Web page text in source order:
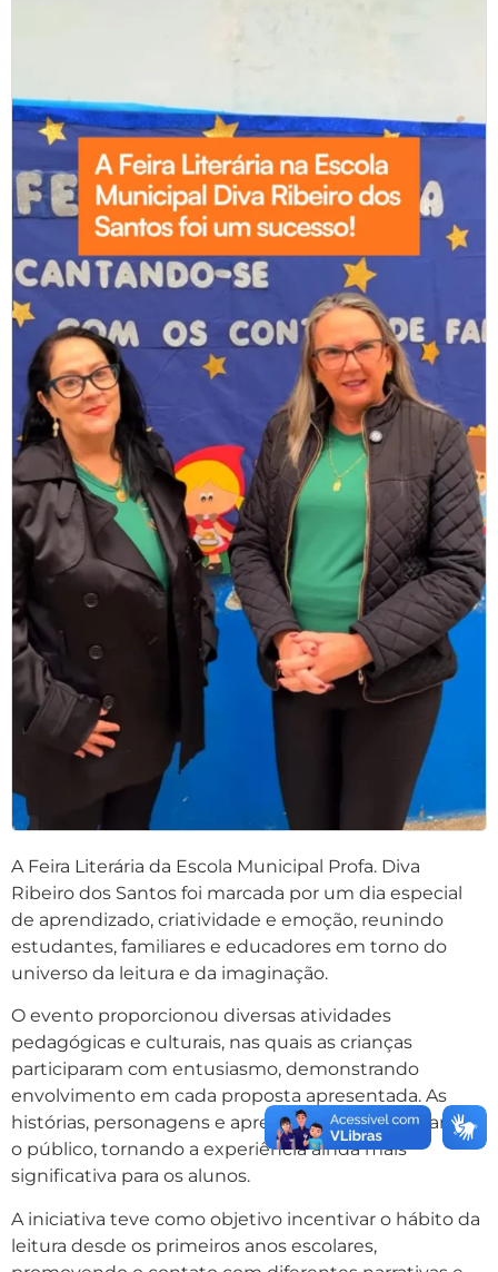
A Feira Literária da Escola Municipal Profa. Diva
Ribeiro dos Santos foi marcada por um dia especial
de aprendizado, criatividade e emoção, reunindo
estudantes, familiares e educadores em torno do
universo da leitura e da imaginação.
O evento proporcionou diversas atividades
pedagógicas e culturais, nas quais as crianças
participaram com entusiasmo, demonstrando
envolvimento em cada proposta apresentada. As
histórias, personagens e apresentações encantaram
o público, tornando a experiência ainda mais
significativa para os alunos.
A iniciativa teve como objetivo incentivar o hábito da
leitura desde os primeiros anos escolares,